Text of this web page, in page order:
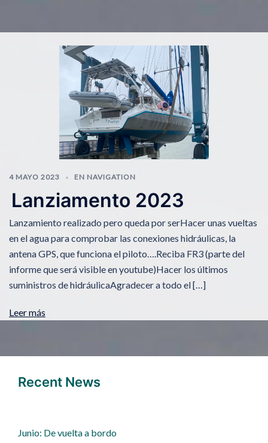
4 MAYO 2023 EN NAVIGATION
Lanziamento 2023
Lanzamiento realizado pero queda por serHacer unas vueltas
en el agua para comprobar las conexiones hidráulicas, la
antena GPS, que funciona el piloto….Reciba FR3 (parte del
informe que será visible en youtube)Hacer los últimos
suministros de hidráulicaAgradecer a todo el […]
Leer más
Recent News
Junio: De vuelta a bordo